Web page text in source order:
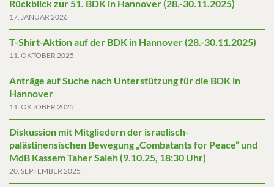
Rückblick zur 51. BDK in Hannover (28.-30.11.2025)
17. JANUAR 2026
T-Shirt-Aktion auf der BDK in Hannover (28.-30.11.2025)
11. OKTOBER 2025
Anträge auf Suche nach Unterstützung für die BDK in
Hannover
11. OKTOBER 2025
Diskussion mit Mitgliedern der israelisch-
palästinensischen Bewegung „Combatants for Peace“ und
MdB Kassem Taher Saleh (9.10.25, 18:30 Uhr)
20. SEPTEMBER 2025